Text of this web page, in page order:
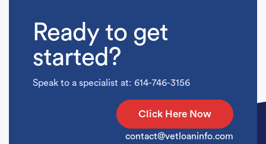
Ready to get
started?
Speak to a specialist at: 614-746-3156
Click Here Now
contact@vetloaninfo.com